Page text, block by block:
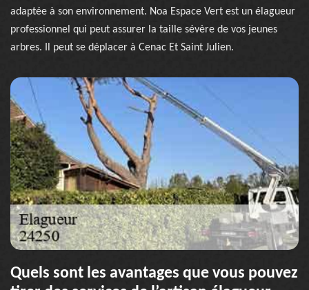
adaptée à son environnement. Noa Espace Vert est un élagueur
professionnel qui peut assurer la taille sévère de vos jeunes
arbres. Il peut se déplacer à Cenac Et Saint Julien.
Quels sont les avantages que vous pouvez